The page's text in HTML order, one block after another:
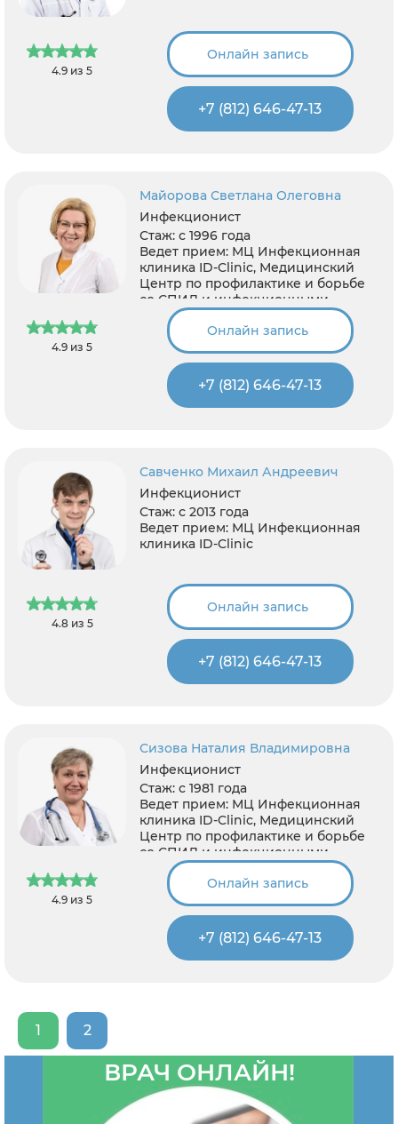
4.9 из 5
Онлайн запись
+7 (812) 646-47-13
4.9 из 5
Майорова Светлана Олеговна
Инфекционист
Стаж: с 1996 года
Ведет прием: МЦ Инфекционная
клиника ID-Clinic, Медицинский
Центр по профилактике и борьбе
со СПИД и инфекционными
заболеваниями
Онлайн запись
+7 (812) 646-47-13
4.8 из 5
Савченко Михаил Андреевич
Инфекционист
Стаж: с 2013 года
Ведет прием: МЦ Инфекционная
клиника ID-Clinic
Онлайн запись
+7 (812) 646-47-13
4.9 из 5
Сизова Наталия Владимировна
Инфекционист
Стаж: с 1981 года
Ведет прием: МЦ Инфекционная
клиника ID-Clinic, Медицинский
Центр по профилактике и борьбе
со СПИД и инфекционными
заболеваниями
Онлайн запись
+7 (812) 646-47-13
1 2
ВРАЧ ОНЛАЙН!